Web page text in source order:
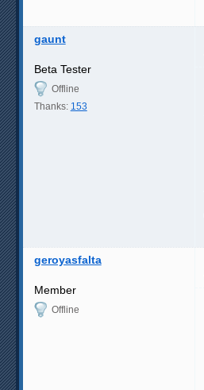
gaunt
Beta Tester
Offline
Thanks: 153
geroyasfalta
Member
Offline